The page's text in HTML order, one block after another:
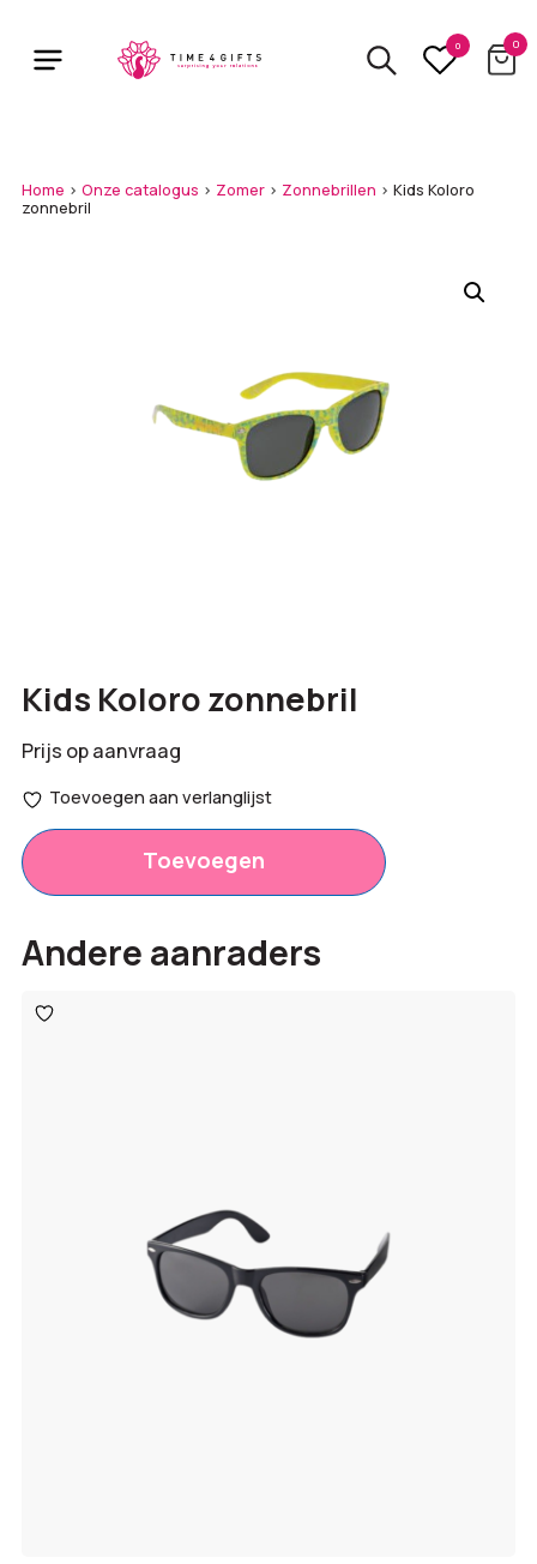
main
0 0
Home > Onze catalogus > Zomer > Zonnebrillen > Kids Koloro
zonnebril
Kids Koloro zonnebril
Prijs op aanvraag
Toevoegen aan verlanglijst
Toevoegen
Andere aanraders
Toevoegen
aan